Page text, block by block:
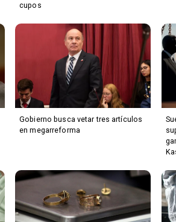
cupos
Gobierno busca vetar tres artículos
en megarreforma